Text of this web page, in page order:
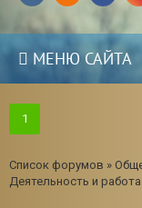
МЕНЮ САЙТА
1
Список форумов »
Деятельность и